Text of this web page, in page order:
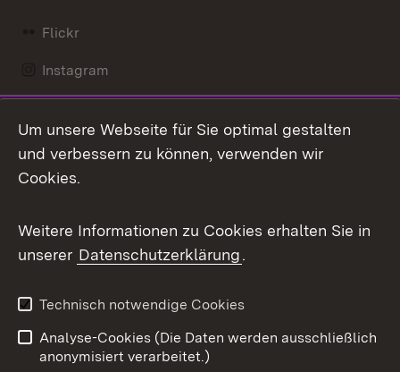
Flickr
Instagram
Mastodon
Messenger
Social Wall
X / Twitter
Youtube
Um unsere Webseite für Sie optimal gestalten
und verbessern zu können, verwenden wir
Cookies.
Weitere Informationen zu Cookies erhalten Sie in
unserer Datenschutzerklärung.
Technisch notwendige Cookies
Analyse-Cookies (Die Daten werden ausschließlich
anonymisiert verarbeitet.)